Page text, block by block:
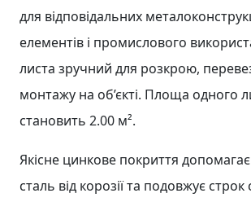
для відповідальних
елементів і промислового
листа зручний для розкрою,
монтажу на об’єкті. Площа одного
становить 2.00 м².
Якісне цинкове покриття
сталь від корозії та подовжує